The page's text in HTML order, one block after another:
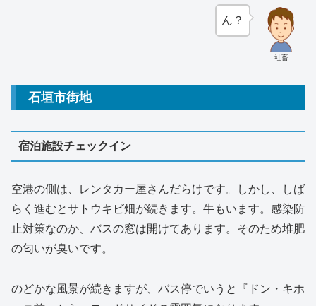
社畜
ん？
石垣市街地
宿泊施設チェックイン
空港の側は、レンタカー屋さんだらけです。しかし、しば
らく進むとサトウキビ畑が続きます。牛もいます。感染防
止対策なのか、バスの窓は開けてあります。そのため堆肥
の匂いが臭いです。
のどかな風景が続きますが、バス停でいうと『ドン・キホ